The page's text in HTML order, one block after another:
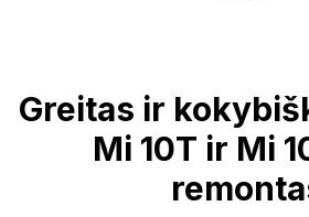
Greitas ir
Mi 10T ir Mi